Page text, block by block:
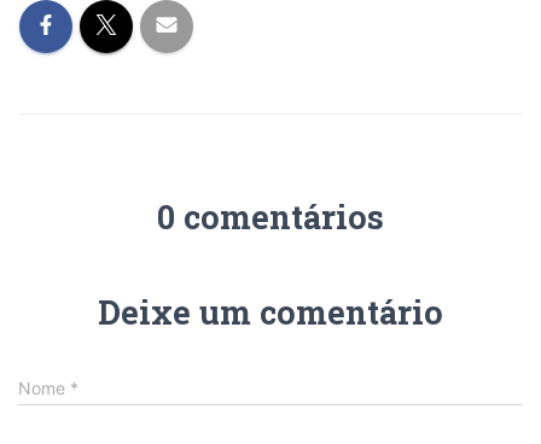
0 comentários
Deixe um comentário
Nome *